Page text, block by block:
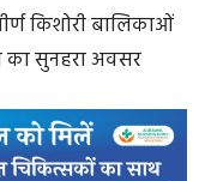
किशोरी बालिकाओं
का सुनहरा अवसर